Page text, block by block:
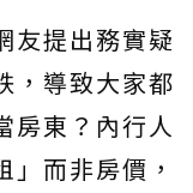
友提出務實疑
，導致大家都
房東？內行人
而非房價，